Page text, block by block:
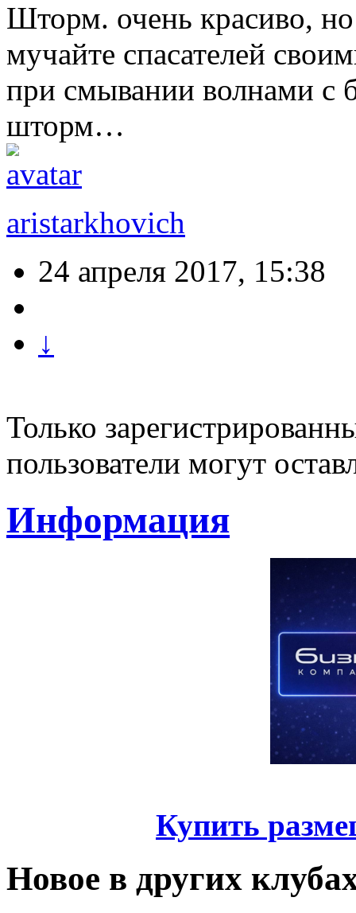
Шторм. очень красиво,
мучайте спасателей
при смывании волнами с
шторм…
aristarkhovich
24 апреля 2017, 15:38
↓
Только
пользователи могут
Информация
Купить
Новое в других